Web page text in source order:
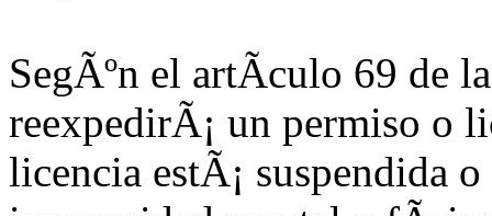
SegÃºn el artÃ­culo 69 de
reexpedirÃ¡ un permiso o
licencia estÃ¡ suspendida